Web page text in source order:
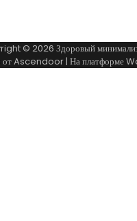
© 2026 Здоровый
Ascendoor| На платформе